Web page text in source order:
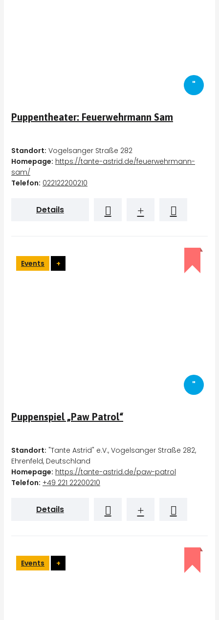
"
Puppentheater: Feuerwehrmann Sam
Standort: Vogelsanger Straße 282
Homepage: https://tante-astrid.de/feuerwehrmann-
sam/
Telefon: 022122200210
Details
Events +
"
Puppenspiel „Paw Patrol“
Standort: "Tante Astrid" e.V., Vogelsanger Straße 282,
Ehrenfeld, Deutschland
Homepage: https://tante-astrid.de/paw-patrol
Telefon: +49 221 22200210
Details
Events +